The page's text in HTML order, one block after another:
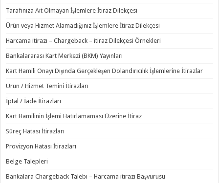
Tarafınıza Ait Olmayan İşlemlere İtiraz Dilekçesi
Ürün veya Hizmet Alamadığınız İşlemlere İtiraz Dilekçesi
Harcama itirazı – Chargeback – itiraz Dilekçesi Örnekleri
Bankalararası Kart Merkezi (BKM) Yayınları
Kart Hamili Onayı Dışında Gerçekleşen Dolandırıcılık İşlemlerine İtirazlar
Ürün / Hizmet Temini İtirazları
İptal / İade İtirazları
Kart Hamilinin İşlemi Hatırlamaması Üzerine İtiraz
Süreç Hatası İtirazları
Provizyon Hatası İtirazları
Belge Talepleri
Bankalara Chargeback Talebi – Harcama itirazı Başvurusu